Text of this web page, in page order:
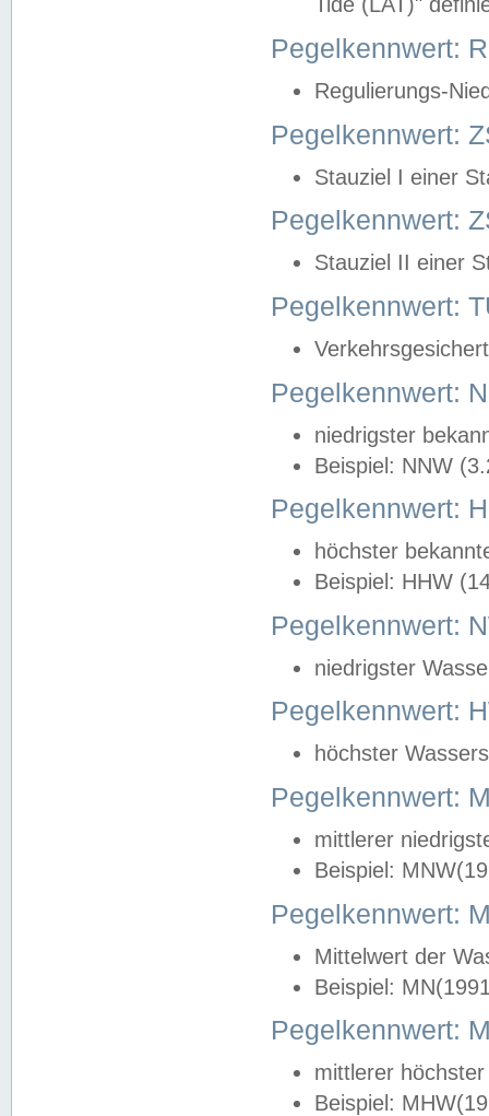
Tide (LAT)"
Pegelkennwert:
Regulierungs-
Pegelkennwert:
Stauziel I einer
Pegelkennwert:
Stauziel II einer
Pegelkennwert:
Pegelkennwert:
niedrigster
Beispiel: NNW
Pegelkennwert:
höchster
Beispiel: HHW
Pegelkennwert:
niedrigster
Pegelkennwert:
höchster
Pegelkennwert:
mittlerer
Beispiel:
Pegelkennwert:
Mittelwert der
Beispiel:
Pegelkennwert:
mittlerer
Beispiel: